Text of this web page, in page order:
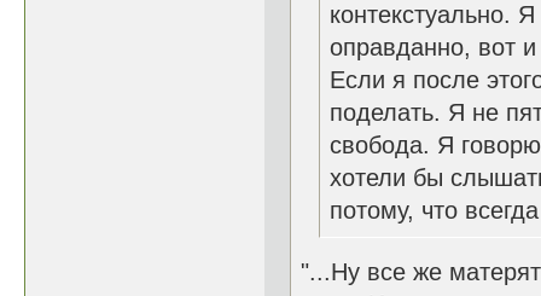
контекстуально.
оправданно, вот
Если я после
поделать. Я не
свобода. Я говорю
хотели бы
потому, что
"...Ну все же